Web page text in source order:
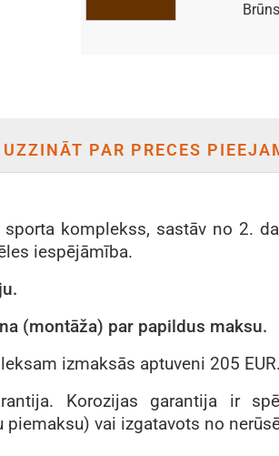
Brūns
UZZINĀT PAR PRECES
komplekss, sastāv no 2.
iespējāmība.
(montāža) par papildus maksu.
izmaksās aptuveni 205 EUR.
Korozijas garantija ir
vai izgatavots no